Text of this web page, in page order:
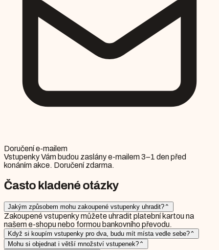
Doručení e-mailem
Vstupenky Vám budou zaslány e-mailem 3–1 den před
konáním akce. Doručení zdarma.
Často kladené otázky
Jakým způsobem mohu zakoupené vstupenky uhradit? ⌃
Zakoupené vstupenky můžete uhradit platební kartou na
našem e-shopu nebo formou bankovního převodu.
Když si koupím vstupenky pro dva, budu mít místa vedle sebe? ⌃
Mohu si objednat i větší množství vstupenek? ⌃